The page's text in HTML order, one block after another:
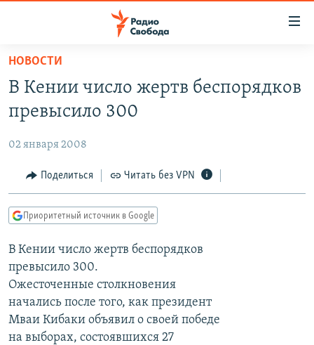
упрощенного
доступа
основному
Вернутся
главной
навигации
Вернутся
поиску
АВТОРСКИЕ ПРОЕКТЫ
ЦИТАТЫ СВОБОДЫ
МНЕНИЯ
IDEL.РЕАЛИИ
КАВКАЗ.РЕАЛИИ
СЕВЕР.РЕАЛИИ
СИБИРЬ.РЕАЛИИ
РАСПИСАНИЕ ВЕЩАНИЯ
НОВОСТИ
В Кении число жертв беспорядков
превысило 300
02 января 2008
Поделиться Читать без VPN
Приоритетный источник в Google
В Кении число жертв беспорядков
превысило 300.
Ожесточенные столкновения
начались после того, как президент
Мваи Кибаки объявил о своей победе
на выборах, состоявшихся 27